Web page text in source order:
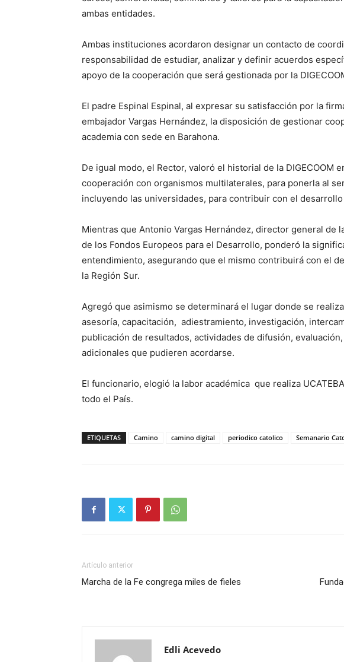
ambas entidades.
Ambas instituciones acordaron designar un contacto de
responsabilidad de estudiar, analizar y definir acuerdos
apoyo de la cooperación que será gestionada por la
El padre Espinal Espinal, al expresar su satisfacción por la
embajador Vargas Hernández, la disposición de gestionar
academia con sede en Barahona.
De igual modo, el Rector, valoró el historial de la DIGECOOM
cooperación con organismos multilaterales, para po­nerla al
incluyendo las universidades, para contribuir con el
Mientras que Antonio Vargas Hernández, director general de
de los Fondos Europeos para el Desarrollo, ponderó la
entendimiento, asegurando que el mismo contribuirá con el
la Región Sur.
Agregó que asimismo se determinará el lugar donde se
asesoría, capacitación, adiestramiento, investigación,
publicación de resultados, actividades de difusión,
adicionales que pudieren acordarse.
El funcionario, elogió la labor académica que realiza
todo el País.
ETIQUETAS Camino camino digital periodico catolico Semanario
Artículo anterior
Marcha de la Fe congrega miles de fieles
Edli Acevedo